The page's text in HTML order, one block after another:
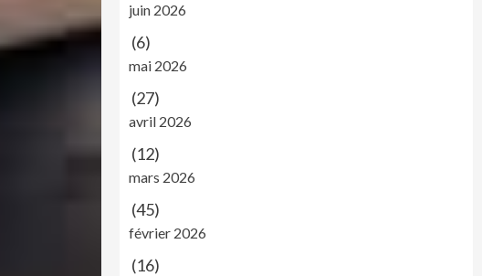
juin 2026
(6)
mai 2026
(27)
avril 2026
(12)
mars 2026
(45)
février 2026
(16)